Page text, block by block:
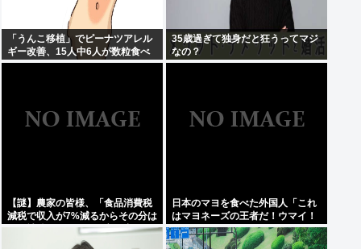
「うんこ移植」でピーナツアレル
ギー改善、15人中6人が数粒食べ
られるように
35歳過ぎて独身だと狂うってマジ
なの？
【謎】農家の皆様、「食品消費税
減税で収入が7%減るからその分は
国が補償してくれ」と言い出す
日本のマヨを食べた外国人「これ
はマヨネーズの王者だ！ウマイ！
うますぎる！どこで買えるん
だ？」